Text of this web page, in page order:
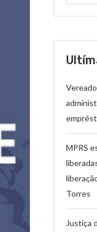
MPRS
Torres
Justiça